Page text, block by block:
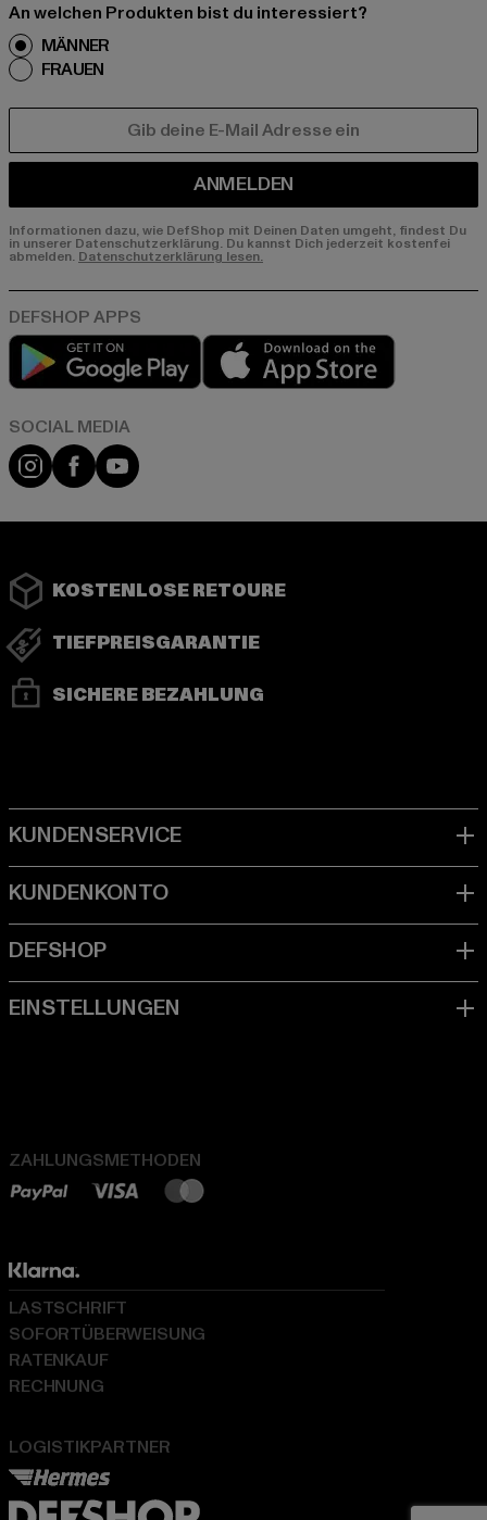
An welchen Produkten bist du interessiert?
MÄNNER
FRAUEN
ANMELDEN
Informationen dazu, wie DefShop mit Deinen Daten umgeht, findest Du
in unserer Datenschutzerklärung. Du kannst Dich jederzeit kostenfei
abmelden. Datenschutzerklärung lesen.
Play market
Instagram
FacebookYouTube
KOSTENLOSE RETOURE
TIEFPREISGARANTIE
SICHERE BEZAHLUNG
ZAHLUNGSMETHODEN
LOGISTIKPARTNER
LASTSCHRIFT
SOFORTÜBERWEISUNG
RATENKAUF
RECHNUNG